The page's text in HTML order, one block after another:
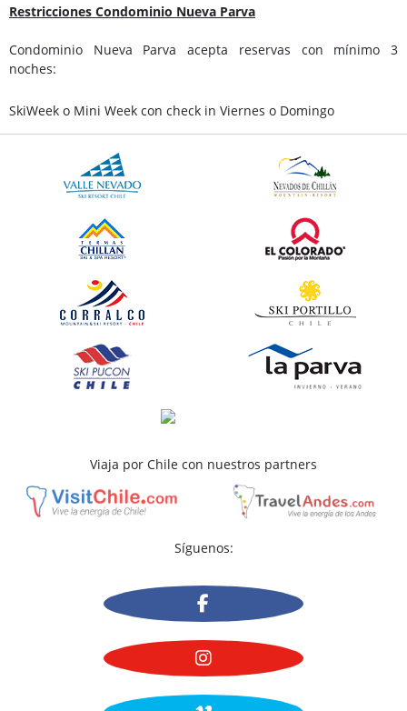
Restricciones Condominio Nueva Parva
Condominio Nueva Parva acepta reservas con mínimo 3
noches:
SkiWeek o Mini Week con check in Viernes o Domingo
Viaja por Chile con nuestros partners
Síguenos: